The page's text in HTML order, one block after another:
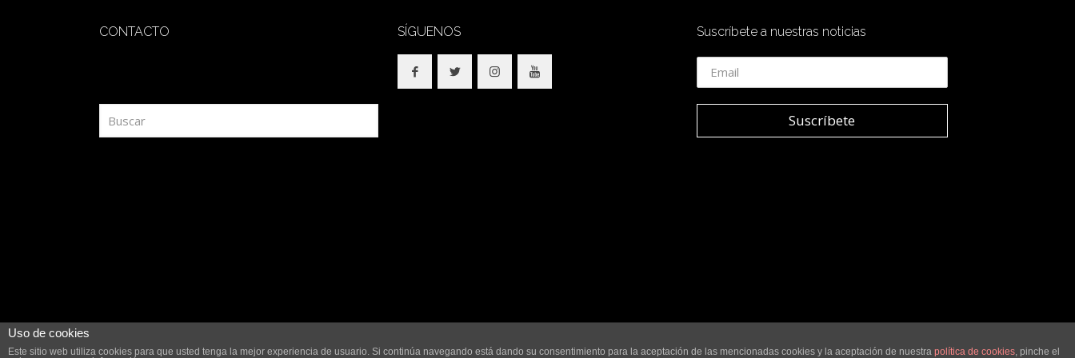
CONTACTO SÍGUENOS Suscríbete a nuestras noticias
© 2018 SidesOut. All Rights Reserved.
Uso de cookies
Este sitio web utiliza cookies para que usted tenga la mejor experiencia de usuario. Si continúa navegando está dando su consentimiento para la aceptación de las mencionadas cookies y la aceptación de nuestra política de cookies, pinche el